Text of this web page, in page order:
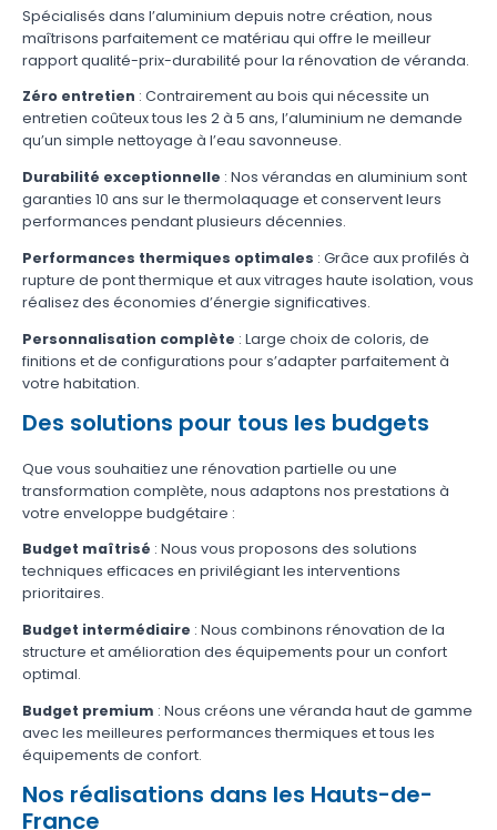
Spécialisés dans l’aluminium depuis notre création, nous
maîtrisons parfaitement ce matériau qui offre le meilleur
rapport qualité-prix-durabilité pour la rénovation de véranda.
Zéro entretien : Contrairement au bois qui nécessite un
entretien coûteux tous les 2 à 5 ans, l’aluminium ne demande
qu’un simple nettoyage à l’eau savonneuse.
Durabilité exceptionnelle : Nos vérandas en aluminium sont
garanties 10 ans sur le thermolaquage et conservent leurs
performances pendant plusieurs décennies.
Performances thermiques optimales : Grâce aux profilés à
rupture de pont thermique et aux vitrages haute isolation, vous
réalisez des économies d’énergie significatives.
Personnalisation complète : Large choix de coloris, de
finitions et de configurations pour s’adapter parfaitement à
votre habitation.
Des solutions pour tous les budgets
Que vous souhaitiez une rénovation partielle ou une
transformation complète, nous adaptons nos prestations à
votre enveloppe budgétaire :
Budget maîtrisé : Nous vous proposons des solutions
techniques efficaces en privilégiant les interventions
prioritaires.
Budget intermédiaire : Nous combinons rénovation de la
structure et amélioration des équipements pour un confort
optimal.
Budget premium : Nous créons une véranda haut de gamme
avec les meilleures performances thermiques et tous les
équipements de confort.
Nos réalisations dans les Hauts-de-
France